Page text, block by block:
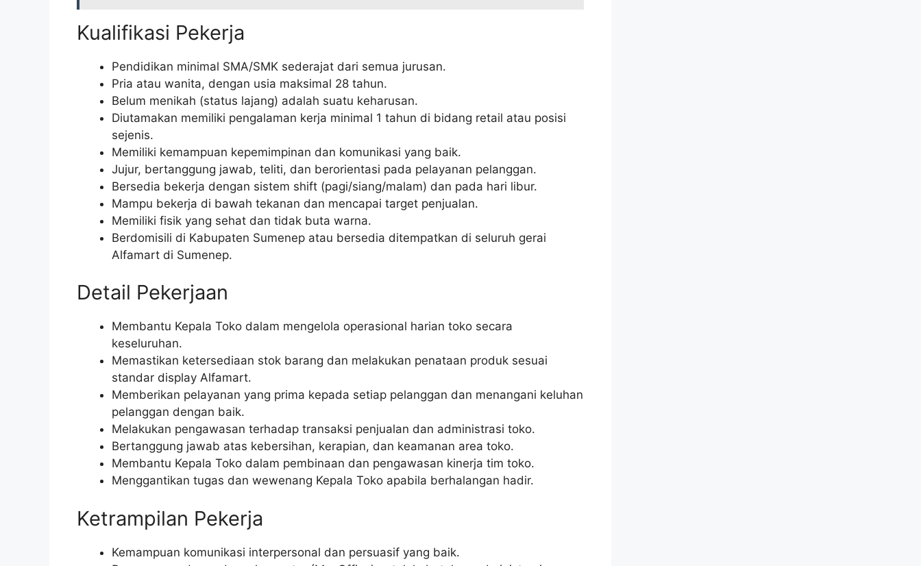
Kualifikasi Pekerja
Pendidikan minimal SMA/SMK sederajat dari semua jurusan.
Pria atau wanita, dengan usia maksimal 28 tahun.
Belum menikah (status lajang) adalah suatu keharusan.
Diutamakan memiliki pengalaman kerja minimal 1 tahun di bidang retail atau posisi
sejenis.
Memiliki kemampuan kepemimpinan dan komunikasi yang baik.
Jujur, bertanggung jawab, teliti, dan berorientasi pada pelayanan pelanggan.
Bersedia bekerja dengan sistem shift (pagi/siang/malam) dan pada hari libur.
Mampu bekerja di bawah tekanan dan mencapai target penjualan.
Memiliki fisik yang sehat dan tidak buta warna.
Berdomisili di Kabupaten Sumenep atau bersedia ditempatkan di seluruh gerai
Alfamart di Sumenep.
Detail Pekerjaan
Membantu Kepala Toko dalam mengelola operasional harian toko secara
keseluruhan.
Memastikan ketersediaan stok barang dan melakukan penataan produk sesuai
standar display Alfamart.
Memberikan pelayanan yang prima kepada setiap pelanggan dan menangani keluhan
pelanggan dengan baik.
Melakukan pengawasan terhadap transaksi penjualan dan administrasi toko.
Bertanggung jawab atas kebersihan, kerapian, dan keamanan area toko.
Membantu Kepala Toko dalam pembinaan dan pengawasan kinerja tim toko.
Menggantikan tugas dan wewenang Kepala Toko apabila berhalangan hadir.
Ketrampilan Pekerja
Kemampuan komunikasi interpersonal dan persuasif yang baik.